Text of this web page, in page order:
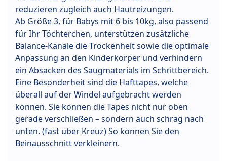
reduzieren zugleich auch Hautreizungen.
Ab Größe 3, für Babys mit 6 bis 10kg, also passend
für Ihr Töchterchen, unterstützen zusätzliche
Balance-Kanäle die Trockenheit sowie die optimale
Anpassung an den Kinderkörper und verhindern
ein Absacken des Saugmaterials im Schrittbereich.
Eine Besonderheit sind die Hafttapes, welche
überall auf der Windel aufgebracht werden
können. Sie können die Tapes nicht nur oben
gerade verschließen – sondern auch schräg nach
unten. (fast über Kreuz) So können Sie den
Beinausschnitt verkleinern.